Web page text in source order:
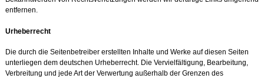
entfernen.
Urheberrecht
Die durch die Seitenbetreiber erstellten Inhalte und Werke auf diesen Seiten
unterliegen dem deutschen Urheberrecht. Die Vervielfältigung, Bearbeitung,
Verbreitung und jede Art der Verwertung außerhalb der Grenzen des